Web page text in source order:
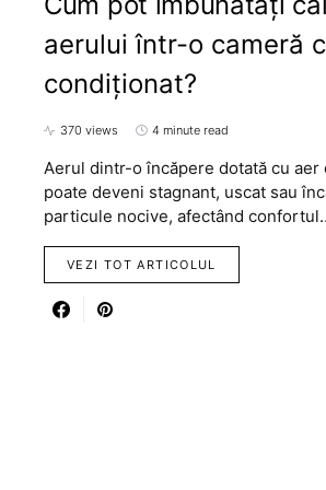
aerului într-o cameră
condiționat?
370 views 4 minute read
Aerul dintr-o încăpere dotată cu aer
poate deveni stagnant, uscat sau
particule nocive, afectând
VEZI TOT ARTICOLUL